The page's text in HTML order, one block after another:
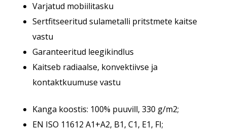
Varjatud mobiilitasku
Sertfitseeritud sulametalli pritstmete kaitse
vastu
Garanteeritud leegikindlus
Kaitseb radiaalse, konvektiivse ja
kontaktkuumuse vastu
Kanga koostis: 100% puuvill, 330 g/m2;
EN ISO 11612 A1+A2, B1, C1, E1, FI;